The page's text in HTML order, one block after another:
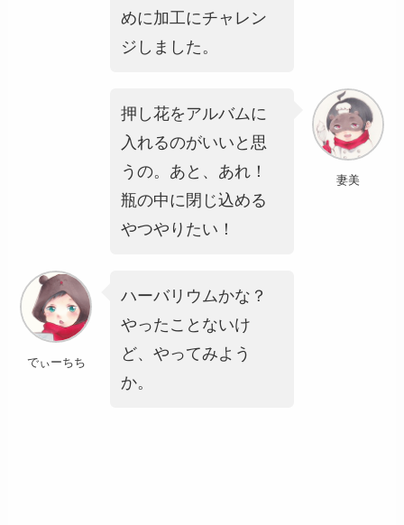
めに加工にチャレン
ジしました。
妻美
押し花をアルバムに
入れるのがいいと思
うの。あと、あれ！
瓶の中に閉じ込める
やつやりたい！
でぃーちち
ハーバリウムかな？
やったことないけ
ど、やってみよう
か。